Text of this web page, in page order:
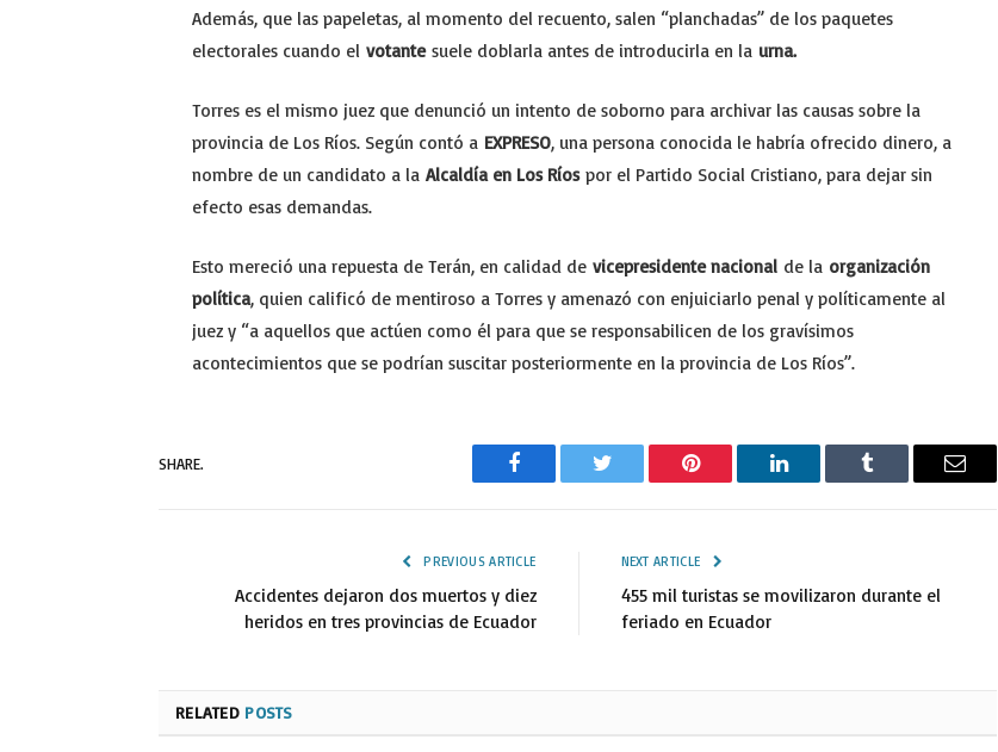
Además, que las papeletas, al momento del recuento, salen “planchadas” de los paquetes
electorales cuando el votantesuele doblarla antes de introducirla en la urna.
Torres es el mismo juez que denunció un intento de soborno para archivar las causas sobre la
provincia de Los Ríos. Según contó a EXPRESO, una persona conocida le habría ofrecido dinero, a
nombre de un candidato a la Alcaldía en Los Ríospor el Partido Social Cristiano, para dejar sin
efecto esas demandas.
Esto mereció una repuesta de Terán, en calidad de vicepresidente nacional de la organización
política, quien calificó de mentiroso a Torres y amenazó con enjuiciarlo penal y políticamente al
juez y “a aquellos que actúen como él para que se responsabilicen de los gravísimos
acontecimientos que se podrían suscitar posteriormente en la provincia de Los Ríos”.
SHARE.
Facebook Twitter Pinterest LinkedIn Tumblr Email
PREVIOUS ARTICLE
Accidentes dejaron dos muertos y diez
heridos en tres provincias de Ecuador
NEXT ARTICLE
455 mil turistas se movilizaron durante el
feriado en Ecuador
RELATED POSTS